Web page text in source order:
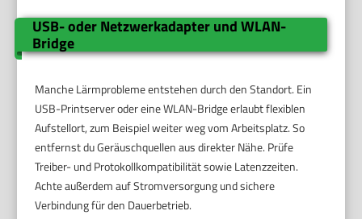
USB- oder Netzwerkadapter und WLAN-
Bridge
Manche Lärmprobleme entstehen durch den Standort. Ein
USB-Printserver oder eine WLAN-Bridge erlaubt flexiblen
Aufstellort, zum Beispiel weiter weg vom Arbeitsplatz. So
entfernst du Geräuschquellen aus direkter Nähe. Prüfe
Treiber- und Protokollkompatibilität sowie Latenzzeiten.
Achte außerdem auf Stromversorgung und sichere
Verbindung für den Dauerbetrieb.